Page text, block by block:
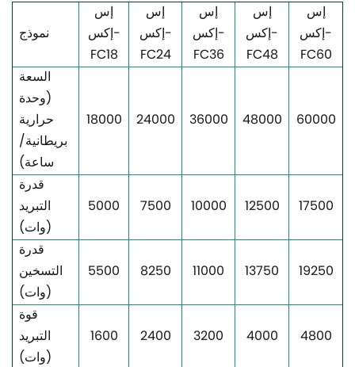
نموذج
إس
إكس-
FC18
إس
إكس-
FC24
إس
إكس-
FC36
إس
إكس-
FC48
إس
إكس-
FC60
السعة
(وحدة
حرارية
بريطانية/
ساعة)
18000 24000 36000 48000 60000
قدرة
التبريد
(وات)
5000 7500 10000 12500 17500
قدرة
التسخين
(وات)
5500 8250 11000 13750 19250
قوة
التبريد
(وات)
1600 2400 3200 4000 4800